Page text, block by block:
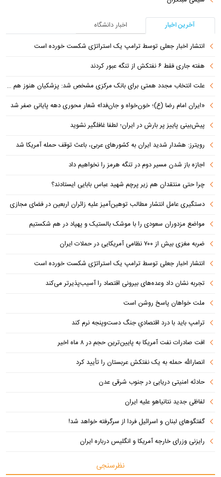
آخرین اخبار
اخبار دانشگاه
انتشار اخبار جعلی توسط ترامپ یک استراتژی شکست خورده است
هفته جاری فقط ۶ نفتکش از تنگه عبور کردند
علت انتخاب مجدد همتی برای بانک مرکزی مشخص شد: پزشکیان هنوز هم متوجه نشده است چرا همتی استیضاح شد!
«ایران امام رضا (ع)؛ خون‌خواه و جان‌فدا» شعار محوری دهه پایانی صفر شد
پیش‌بینی پاییز پر بارش در ایران؛ لطفا غافلگیر نشوید
رویترز: هشدار شدید ایران به کشورهای عربی، باعث توقف حمله آمریکا شد
اجازه باز شدن مسیر دوم در تنگه هرمز را نخواهیم داد
چرا حتی منتقدان هم زیر پرچم شهید عباس بابایی ایستادند؟
دستگیری عامل انتشار مطالب توهین‌آمیز علیه زائران اربعین در فضای مجازی
مواضع مزدوران سعودی را با موشک بالستیک و پهپاد در هم شکستیم
ضربه مغزی بیش از ۷۰۰ نظامی آمریکایی در حملات ایران
انتشار اخبار جعلی توسط ترامپ یک استراتژی شکست خورده است
تجربه نشان داد وعده‌های بیرونی اقتصاد را آسیب‌پذیرتر می‌کند
ملت خواهان پاسخ روشن است
ترامپ باید با درد اقتصادیِ جنگ دست‌و‌پنجه نرم کند
افت صادرات نفت آمریکا به پایین‌ترین حجم در ۸ ماه اخیر
انصارالله حمله به یک نفتکش عربستان را تأیید کرد
حادثه امنیتی دریایی در جنوب شرقی عدن
لفاظی جدید نتانیاهو علیه ایران
گفتگوهای لبنان و اسرائیل فردا از سرگرفته خواهد شد!
رایزنی وزرای خارجه آمریکا و انگلیس درباره ایران
نظرسنجی